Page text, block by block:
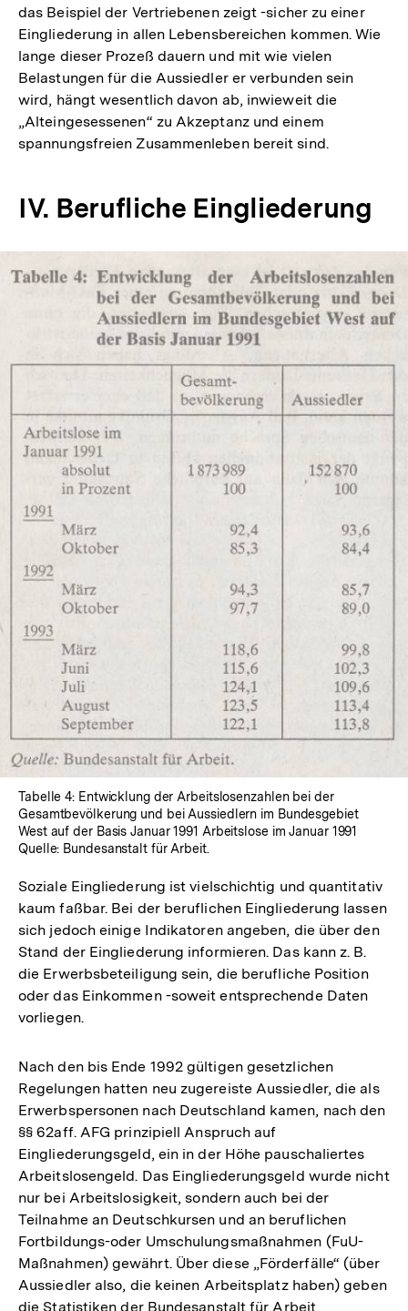
das Beispiel der Vertriebenen zeigt -sicher zu einer
Eingliederung in allen Lebensbereichen kommen. Wie
lange dieser Prozeß dauern und mit wie vielen
Belastungen für die Aussiedler er verbunden sein
wird, hängt wesentlich davon ab, inwieweit die
„Alteingesessenen“ zu Akzeptanz und einem
spannungsfreien Zusammenleben bereit sind.
IV. Berufliche Eingliederung
Lightbox
öffnen
Tabelle 4: Entwicklung der Arbeitslosenzahlen bei der
Gesamtbevölkerung und bei Aussiedlern im Bundesgebiet
West auf der Basis Januar 1991 Arbeitslose im Januar 1991
Quelle: Bundesanstalt für Arbeit.
Soziale Eingliederung ist vielschichtig und quantitativ
kaum faßbar. Bei der beruflichen Eingliederung lassen
sich jedoch einige Indikatoren angeben, die über den
Stand der Eingliederung informieren. Das kann z. B.
die Erwerbsbeteiligung sein, die berufliche Position
oder das Einkommen -soweit entsprechende Daten
vorliegen.
Nach den bis Ende 1992 gültigen gesetzlichen
Regelungen hatten neu zugereiste Aussiedler, die als
Erwerbspersonen nach Deutschland kamen, nach den
§§ 62aff. AFG prinzipiell Anspruch auf
Eingliederungsgeld, ein in der Höhe pauschaliertes
Arbeitslosengeld. Das Eingliederungsgeld wurde nicht
nur bei Arbeitslosigkeit, sondern auch bei der
Teilnahme an Deutschkursen und an beruflichen
Fortbildungs-oder Umschulungsmaßnahmen (FuU-
Maßnahmen) gewährt. Über diese „Förderfälle“ (über
Aussiedler also, die keinen Arbeitsplatz haben) geben
die Statistiken der Bundesanstalt für Arbeit